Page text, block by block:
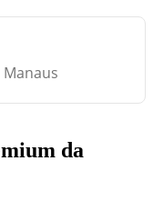
da